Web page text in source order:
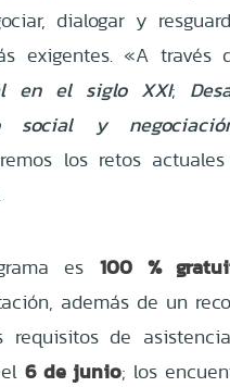
dialogar y
exigentes. «A través
en el siglo XXI;
social y
los retos
es 100 %
además de un
requisitos de
el6 de junio; los